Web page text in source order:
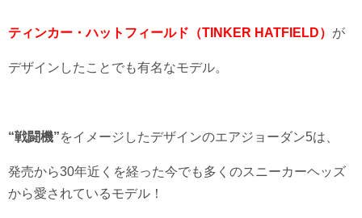
ティンカー・ハットフィールド （TINKER HATFIELD） が
デザインしたことでも有名なモデル。
“戦闘機”をイメージしたデザインのエアジョーダン5は、
発売から30年近くを経った今でも多くのスニーカーヘッズ
から愛されているモデル！